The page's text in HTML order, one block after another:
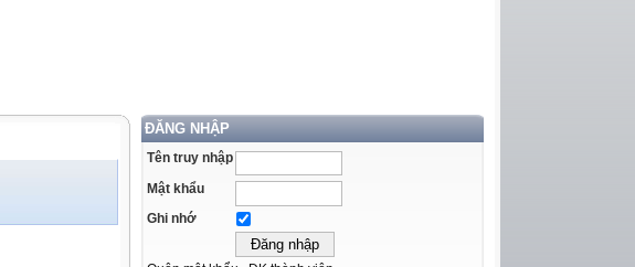
ĐĂNG NHẬP
Tên truy nhập
Mật khẩu
Ghi nhớ